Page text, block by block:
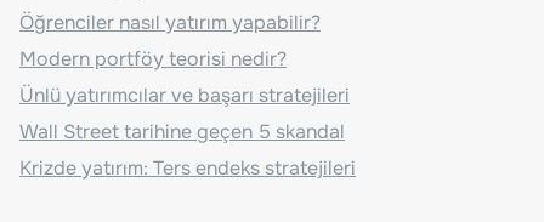
Öğrenciler nasıl yatırım yapabilir?
Modern portföy teorisi nedir?
Ünlü yatırımcılar ve başarı stratejileri
Wall Street tarihine geçen 5 skandal
Krizde yatırım: Ters endeks stratejileri